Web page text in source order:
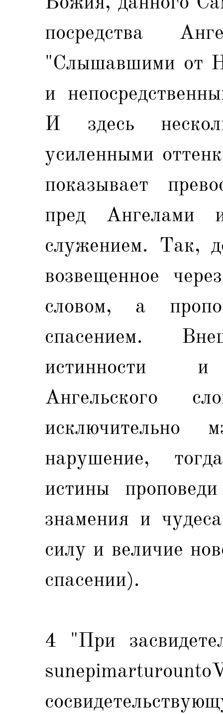
посредства
"Слышавшими от
и
И здесь
усиленными
показывает
пред
служением. Так,
возвещенное
словом, а
спасением.
истинности и
Ангельского
исключительно
нарушение,
истины
знамения и
силу и величие
спасении).
4 "При